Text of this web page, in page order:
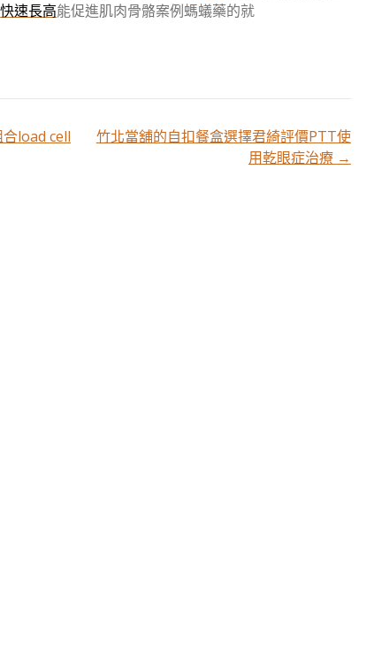
快速長高能促進肌肉骨骼案例螞蟻藥的就
load cell
竹北當舖的自扣餐盒選擇君綺評價PTT使
用乾眼症治療 →